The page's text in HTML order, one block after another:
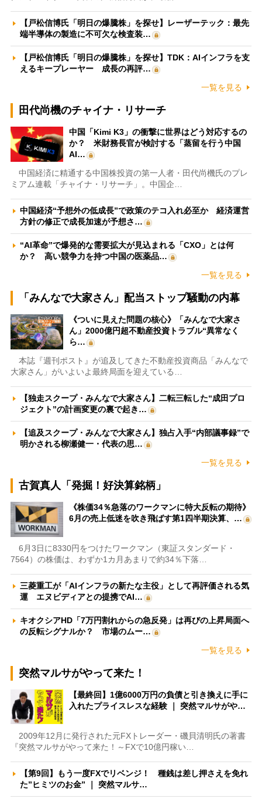
【戸松信博氏「明日の爆騰株」を探せ】レーザーテック：最先
端半導体の製造に不可欠な検査装…
【戸松信博氏「明日の爆騰株」を探せ】TDK：AIインフラを支
えるキープレーヤー 成長の再評…
一覧を見る
田代尚機のチャイナ・リサーチ
中国「Kimi K3」の衝撃に世界はどう対応するの
か？ 米財務長官が検討する「蒸留を行う中国
AI…
中国経済に精通する中国株投資の第一人者・田代尚機氏のプレ
ミアム連載「チャイナ・リサーチ」。中国企…
中国経済“予想外の低成長”で政策のテコ入れ必至か 経済運営
方針の修正で成長加速が予想さ…
“AI革命”で爆発的な需要拡大が見込まれる「CXO」とは何
か？ 高い競争力を持つ中国の医薬品…
一覧を見る
「みんなで大家さん」配当ストップ騒動の内幕
《ついに見えた問題の核心》「みんなで大家さ
ん」2000億円超不動産投資トラブル“異常なく
ら…
本誌『週刊ポスト』が追及してきた不動産投資商品「みんなで
大家さん」がいよいよ最終局面を迎えている…
【独走スクープ・みんなで大家さん】二転三転した“成田プロ
ジェクト”の計画変更の裏で起き…
【追及スクープ・みんなで大家さん】独占入手“内部議事録”で
明かされる柳瀬健一・代表の思…
一覧を見る
古賀真人「発掘！好決算銘柄」
《株価34％急落のワークマンに特大反転の期待》
6月の売上低迷を吹き飛ばす第1四半期決算、…
6月3日に8330円をつけたワークマン（東証スタンダード・
7564）の株価は、わずか1カ月あまりで約34％下落…
三菱重工が「AIインフラの新たな主役」として再評価される気
運 エヌビディアとの提携でAI…
キオクシアHD「7万円割れからの急反発」は再びの上昇局面へ
の反転シグナルか？ 市場のムー…
一覧を見る
突然マルサがやって来た！
【最終回】1億6000万円の負債と引き換えに手に
入れたプライスレスな経験 ｜ 突然マルサがや…
2009年12月に発行された元FXトレーダー・磯貝清明氏の著書
『突然マルサがやって来た！～FXで10億円稼い…
【第9回】もう一度FXでリベンジ！ 種銭は差し押さえを免れ
た”ヒミツのお金” ｜ 突然マルサ…